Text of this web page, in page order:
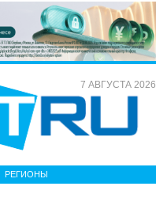
7 АВГУСТА 2026
РЕГИОНЫ